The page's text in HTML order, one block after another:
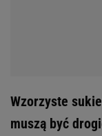
Wzorzyste
muszą być